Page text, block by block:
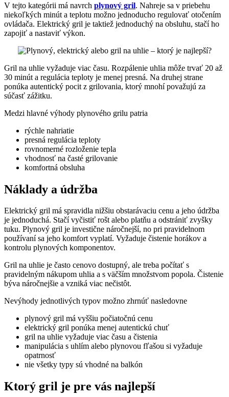
V tejto kategórii má navrch plynový gril. Nahreje sa v priebehu
niekoľkých minút a teplotu možno jednoducho regulovať otočením
ovládača. Elektrický gril je taktiež jednoduchý na obsluhu, stačí ho
zapojiť a nastaviť výkon.
Gril na uhlie vyžaduje viac času. Rozpálenie uhlia môže trvať 20 až
30 minút a regulácia teploty je menej presná. Na druhej strane
ponúka autentický pocit z grilovania, ktorý mnohí považujú za
súčasť zážitku.
Medzi hlavné výhody plynového grilu patria
rýchle nahriatie
presná regulácia teploty
rovnomerné rozloženie tepla
vhodnosť na časté grilovanie
komfortná obsluha
Náklady a údržba
Elektrický gril má spravidla nižšiu obstarávaciu cenu a jeho údržba
je jednoduchá. Stačí vyčistiť rošt alebo platňu a odstrániť zvyšky
tuku. Plynový gril je investične náročnejší, no pri pravidelnom
používaní sa jeho komfort vyplatí. Vyžaduje čistenie horákov a
kontrolu plynových komponentov.
Gril na uhlie je často cenovo dostupný, ale treba počítať s
pravidelným nákupom uhlia a s väčším množstvom popola. Čistenie
býva náročnejšie a vzniká viac nečistôt.
Nevýhody jednotlivých typov možno zhrnúť nasledovne
plynový gril má vyššiu počiatočnú cenu
elektrický gril ponúka menej autentickú chuť
gril na uhlie vyžaduje viac času a čistenia
manipulácia s uhlím alebo plynovou fľašou si vyžaduje
opatrnosť
nie všetky typy sú vhodné na balkón
Ktorý gril je pre vás najlepší